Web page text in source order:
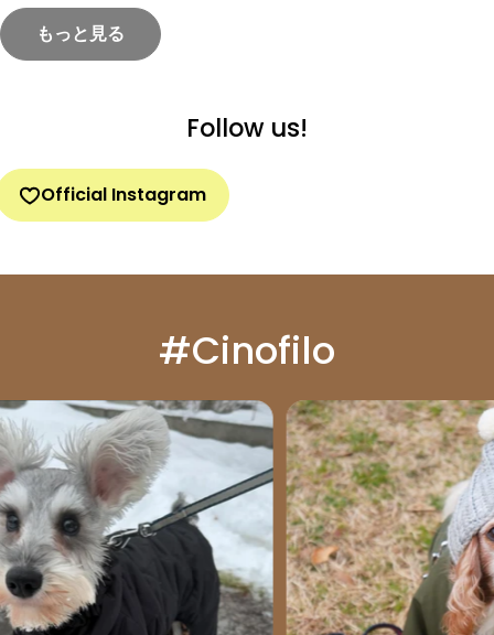
もっと見る
Follow us!
Official Instagram
#Cinofilo